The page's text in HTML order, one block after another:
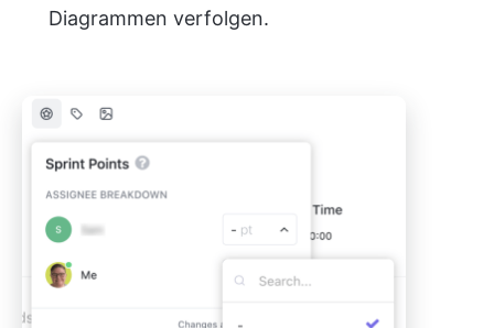
Diagrammen verfolgen.